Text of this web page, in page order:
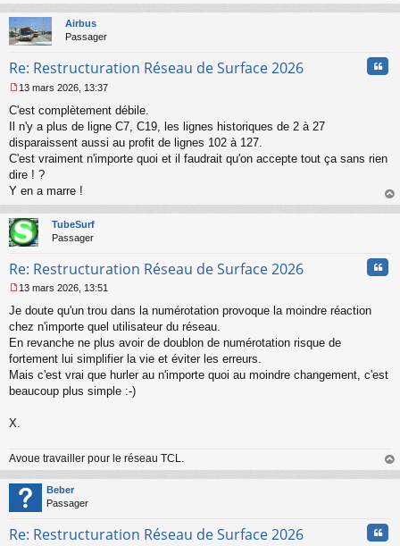
au
Airbus
Passager
Re: Restructuration Réseau de Surface 2026
e
s
g
e
n
o
n
l
u
13 mars 2026, 13:37
C'est complètement débile.
Il n'y a plus de ligne C7, C19, les lignes historiques de 2 à 27
disparaissent aussi au profit de lignes 102 à 127.
C'est vraiment n'importe quoi et il faudrait qu'on accepte tout ça sans rien
dire ! ?
Y en a marre !
au
TubeSurf
Passager
Re: Restructuration Réseau de Surface 2026
e
s
g
e
n
13 mars 2026, 13:51
Je doute qu'un trou dans la numérotation provoque la moindre réaction
chez n'importe quel utilisateur du réseau.
En revanche ne plus avoir de doublon de numérotation risque de
fortement lui simplifier la vie et éviter les erreurs.
Mais c'est vrai que hurler au n'importe quoi au moindre changement, c'est
beaucoup plus simple :-)
X.
Avoue travailler pour le réseau TCL.
au
Beber
Passager
Re: Restructuration Réseau de Surface 2026